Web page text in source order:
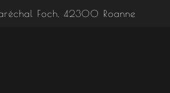
Foch, 42300 Roanne